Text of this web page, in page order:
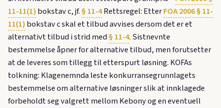
11-11(1) bokstav c, jf. § 11-4Rettsregel: EtterFOA 2006 § 11-
11(1) bokstav c skal et tilbud avvises dersom det er et
alternativt tilbud i strid med§ 11-4. Sistnevnte
bestemmelse åpner for alternative tilbud, men forutsetter
at de leveres som tillegg til etterspurt løsning. KOFAs
tolkning: Klagenemnda leste konkurransegrunnlagets
bestemmelse om alternative løsninger slik at innklagede
forbeholdt seg valgrett mellom Kebony og en eventuell